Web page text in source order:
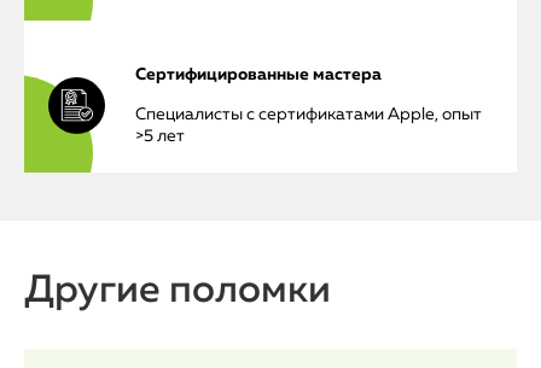
iPhone
MacBook
Сертифицированные мастера
Специалисты с сертификатами Apple, опыт
>5 лет
Другие поломки